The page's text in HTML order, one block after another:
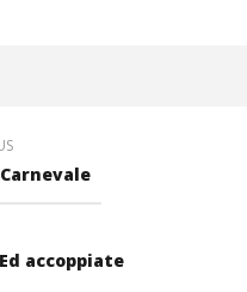
accoppiate